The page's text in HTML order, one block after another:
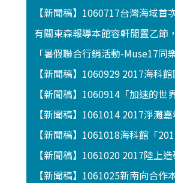
【新聞稿】1060717台灣海域
有關東森報導本館容軒閒置乙節
「暑假聯合行銷活動-Muse17
【新聞稿】1060929 2017海科
【新聞稿】1060914「加速的
【新聞稿】1061014 2017淨灘
【新聞稿】1061018海科館「
【新聞稿】1061020 2017陸上
【新聞稿】1061025新南向合